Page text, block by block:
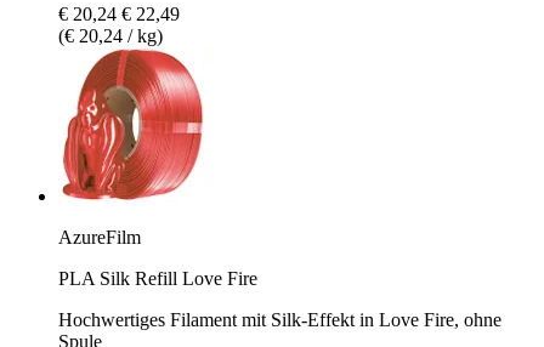
€ 20,24 € 22,49
(€ 20,24 / kg)
AzureFilm
PLA Silk Refill Love Fire
Hochwertiges Filament mit Silk-Effekt in Love Fire, ohne
Spule